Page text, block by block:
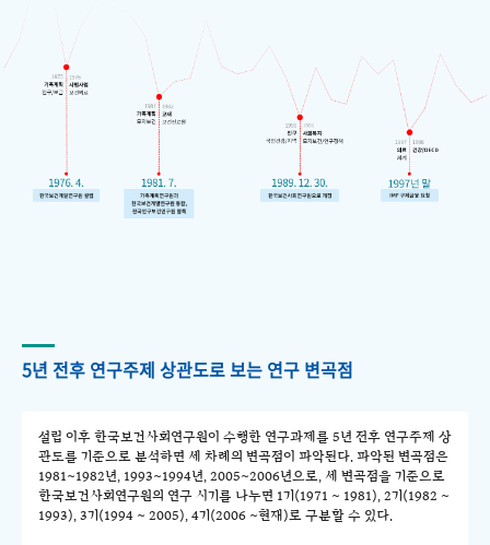
5년 전후 연구주제 상관도로 보는 연구 변곡점
설립 이후 한국보건사회연구원이 수행한 연구과제를 5년 전후 연구주제 상
관도를 기준으로 분석하면 세 차례의 변곡점이 파악된다. 파악된 변곡점은
1981~1982년, 1993~1994년, 2005~2006년으로, 세 변곡점을 기준으로
한국보건사회연구원의 연구 시기를 나누면 1기(1971 ~ 1981), 2기(1982 ~
1993), 3기(1994 ~ 2005), 4기(2006 ~현재)로 구분할 수 있다.